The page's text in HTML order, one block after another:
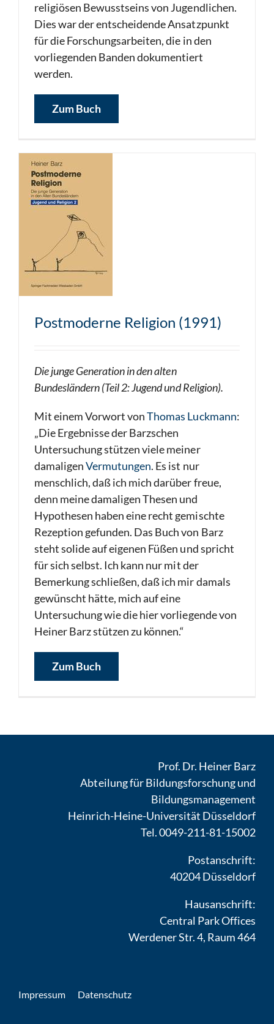
religiösen Bewusstseins von Jugendlichen.
Dies war der entscheidende Ansatzpunkt
für die Forschungsarbeiten, die in den
vorliegenden Banden dokumentiert
werden.
Zum Buch
Postmoderne Religion (1991)
Die junge Generation in den alten
Bundesländern (Teil 2: Jugend und Religion).
Mit einem Vorwort vonThomas Luckmann:
„Die Ergebnisse der Barzschen
Untersuchung stützen viele meiner
damaligenVermutungen. Es ist nur
menschlich, daß ich mich darüber freue,
denn meine damaligen Thesen und
Hypothesen haben eine recht gemischte
Rezeption gefunden. Das Buch von Barz
steht solide auf eigenen Füßen und spricht
für sich selbst. Ich kann nur mit der
Bemerkung schließen, daß ich mir damals
gewünscht hätte, mich auf eine
Untersuchung wie die hier vorliegende von
Heiner Barz stützen zu können.“
Zum Buch
Impressum Datenschutz
Prof. Dr. Heiner Barz
Abteilung für Bildungsforschung und
Bildungsmanagement
Heinrich-Heine-Universität Düsseldorf
Tel. 0049-211-81-15002
Postanschrift:
40204 Düsseldorf
Hausanschrift:
Central Park Offices
Werdener Str. 4, Raum 464